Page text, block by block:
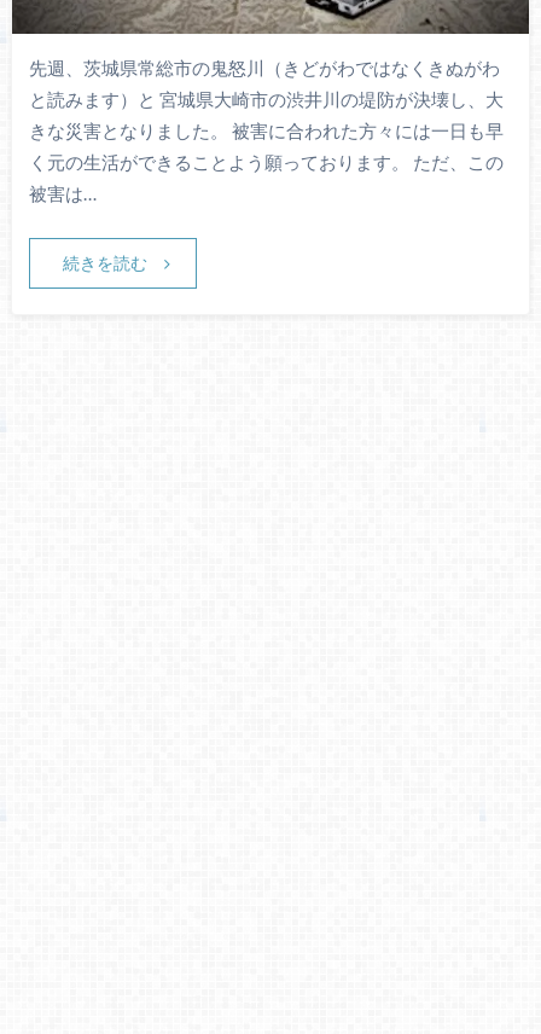
先週、茨城県常総市の鬼怒川（きどがわではなくきぬがわ
と読みます）と 宮城県大崎市の渋井川の堤防が決壊し、大
きな災害となりました。 被害に合われた方々には一日も早
く元の生活ができることよう願っております。 ただ、この
被害は…
続きを読む